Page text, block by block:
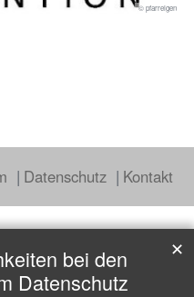
© pfarreigen
Datenschutz Kontakt
bei den
Datenschutz
✕